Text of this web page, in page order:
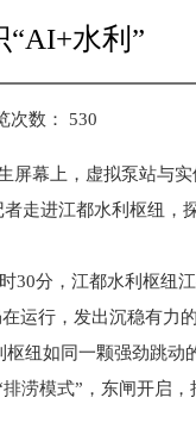
水利”
次数： 530
屏幕上，虚拟泵站与
走进江都水利枢纽，
30分，江都水利枢纽
运行，发出沉稳有力的
纽如同一颗强劲跳动
涝模式”，东闸开启